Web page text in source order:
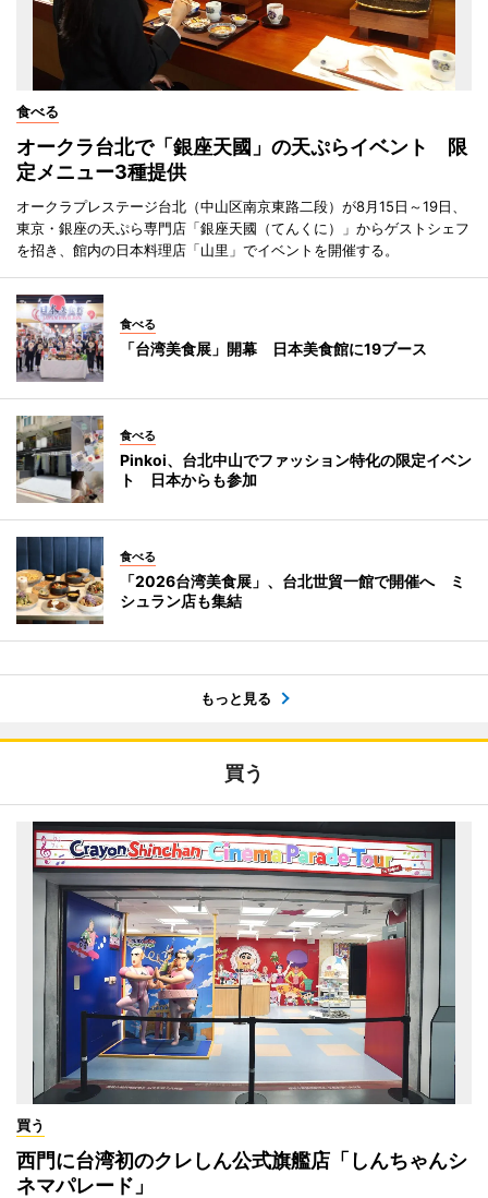
食べる
オークラ台北で「銀座天國」の天ぷらイベント 限
定メニュー3種提供
オークラプレステージ台北（中山区南京東路二段）が8月15日～19日、
東京・銀座の天ぷら専門店「銀座天國（てんくに）」からゲストシェフ
を招き、館内の日本料理店「山里」でイベントを開催する。
食べる
「台湾美食展」開幕 日本美食館に19ブース
食べる
Pinkoi、台北中山でファッション特化の限定イベン
ト 日本からも参加
食べる
「2026台湾美食展」、台北世貿一館で開催へ ミ
シュラン店も集結
もっと見る
買う
買う
西門に台湾初のクレしん公式旗艦店「しんちゃんシ
ネマパレード」